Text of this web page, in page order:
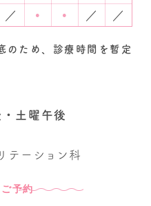
／ ● ● ／ ／
のため、診療時間を暫定
土曜午後
テーション科
予約